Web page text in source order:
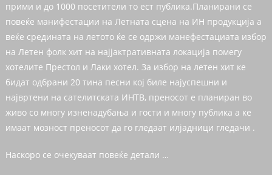
прими и до 1000 посетители то ест публика.Планирани се
повеќе манифестации на Летната сцена на ИН продукција а
веќе средината на летото ќе се одржи манефестациата избор
на Летен фолк хит на најјактративната локација помегу
хотелите Престол и Лаки хотел. За избор на летен хит ке
бидат одбрани 20 тина песни кој биле најуспешни и
највртени на сателитската ИНТВ, преносот е планиран во
живо со многу изненадубања и гости и многу публика а ке
имаат мозност преносот да го гледаат илјадници гледачи .
Наскоро се очекуваат повеќе детали …